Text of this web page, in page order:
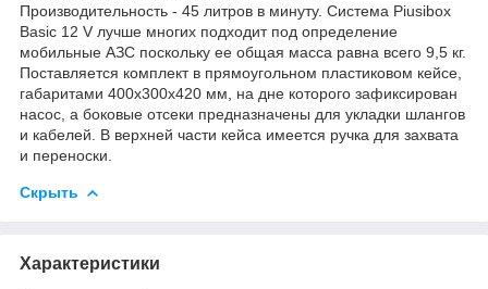
Производительность - 45 литров в минуту. Система Piusibox
Basic 12 V лучше многих подходит под определение
мобильные АЗС поскольку ее общая масса равна всего 9,5 кг.
Поставляется комплект в прямоугольном пластиковом кейсе,
габаритами 400х300х420 мм, на дне которого зафиксирован
насос, а боковые отсеки предназначены для укладки шлангов
и кабелей. В верхней части кейса имеется ручка для захвата
и переноски.
Скрыть
Характеристики